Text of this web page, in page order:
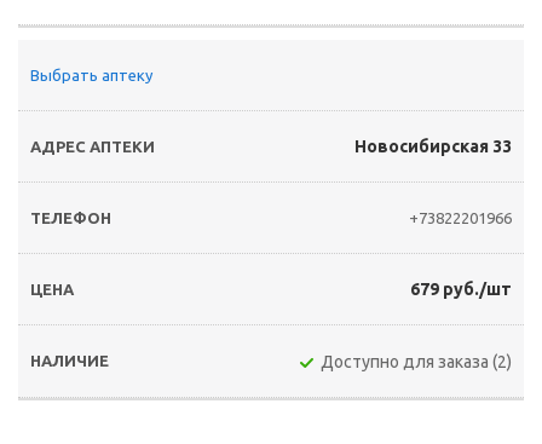
Выбрать аптеку
Новосибирская 33
+73822201966
679 руб./шт
Доступно для заказа (2)